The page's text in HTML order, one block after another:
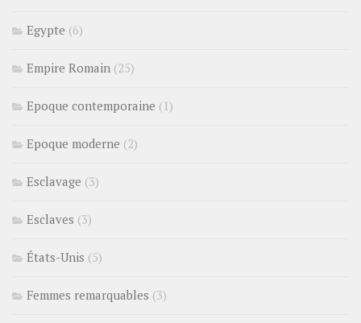
Egypte (6)
Empire Romain (25)
Epoque contemporaine (1)
Epoque moderne (2)
Esclavage (3)
Esclaves (3)
États-Unis (5)
Femmes remarquables (3)